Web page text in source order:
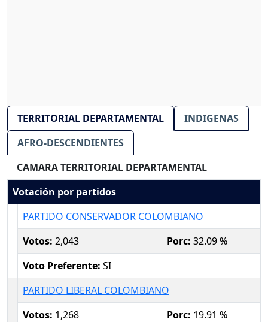
TERRITORIAL DEPARTAMENTAL
INDIGENAS
AFRO-DESCENDIENTES
CAMARA TERRITORIAL DEPARTAMENTAL
Votación por partidos
PARTIDO CONSERVADOR COLOMBIANO
Votos: 2,043 Porc: 32.09 %
Voto Preferente: SI
PARTIDO LIBERAL COLOMBIANO
Votos: 1,268 Porc: 19.91 %